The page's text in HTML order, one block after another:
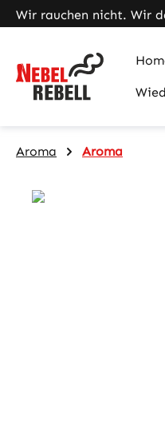
Hauptinhalt springen
Zur Suche springen
Zur Hauptnavigation
Wir rauchen nicht. Wir
Aroma Aroma